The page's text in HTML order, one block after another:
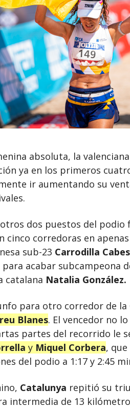
absoluta, la valenciana
ya en los primeros
ir aumentando su
dos puestos del
cinco corredoras en
sub-23 Carrodilla
acabar subcampeona
catalana Natalia González.
para otro corredor de la
Blanes. El vencedor no
partes del recorrido le
yMiquel Corbera,
del podio a 1:17 y 2:45
Catalunya repitió su
intermedia de 13